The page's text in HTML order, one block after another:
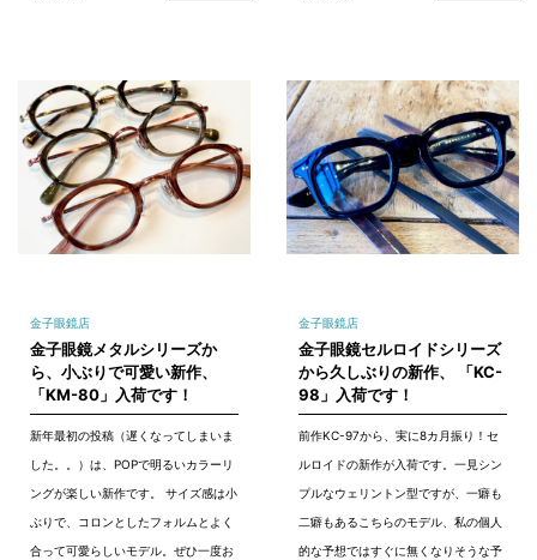
金子眼鏡店
金子眼鏡メタルシリーズか
ら、小ぶりで可愛い新作、
「KM-80」入荷です！
新年最初の投稿（遅くなってしまいま
した。。）は、POPで明るいカラーリ
ングが楽しい新作です。 サイズ感は小
ぶりで、コロンとしたフォルムとよく
合って可愛らしいモデル。ぜひ一度お
金子眼鏡店
金子眼鏡セルロイドシリーズ
から久しぶりの新作、 「KC-
98」入荷です！
前作KC-97から、実に8カ月振り！セ
ルロイドの新作が入荷です。一見シン
プルなウェリントン型ですが、一癖も
二癖もあるこちらのモデル、私の個人
的な予想ではすぐに無くなりそうな予